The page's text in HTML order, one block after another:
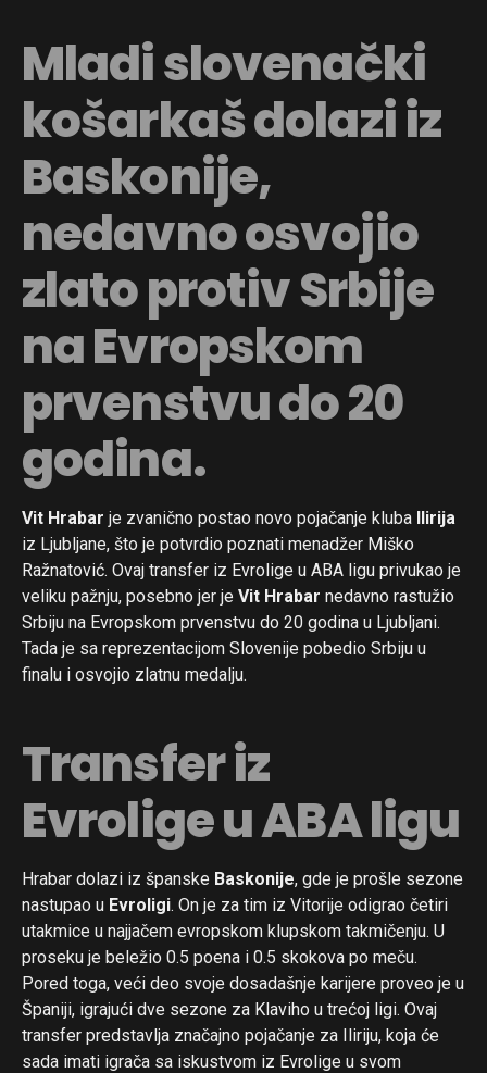
Mladi slovenački
košarkaš dolazi iz
Baskonije,
nedavno osvojio
zlato protiv Srbije
na Evropskom
prvenstvu do 20
godina.
Vit Hrabar je zvanično postao novo pojačanje kluba Ilirija
iz Ljubljane, što je potvrdio poznati menadžer Miško
Ražnatović. Ovaj transfer iz Evrolige u ABA ligu privukao je
veliku pažnju, posebno jer je Vit Hrabar nedavno rastužio
Srbiju na Evropskom prvenstvu do 20 godina u Ljubljani.
Tada je sa reprezentacijom Slovenije pobedio Srbiju u
finalu i osvojio zlatnu medalju.
Transfer iz
Evrolige u ABA ligu
Hrabar dolazi iz španske Baskonije, gde je prošle sezone
nastupao u Evroligi. On je za tim iz Vitorije odigrao četiri
utakmice u najjačem evropskom klupskom takmičenju. U
proseku je beležio 0.5 poena i 0.5 skokova po meču.
Pored toga, veći deo svoje dosadašnje karijere proveo je u
Španiji, igrajući dve sezone za Klaviho u trećoj ligi. Ovaj
transfer predstavlja značajno pojačanje za Iliriju, koja će
sada imati igrača sa iskustvom iz Evrolige u svom